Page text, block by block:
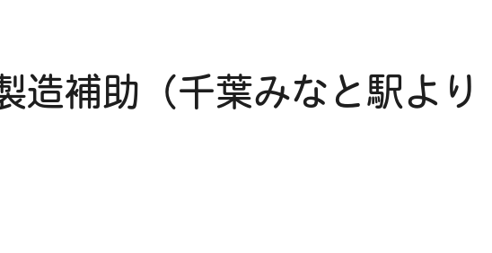
補助（千葉みなと駅より